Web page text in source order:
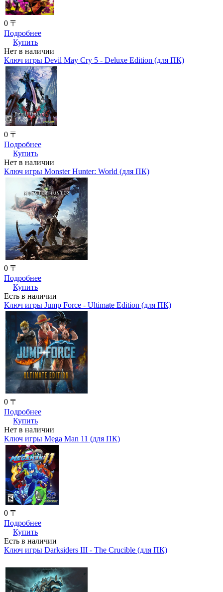
0 〒
Подробнее
Купить
Нет в наличии
Ключ игры Devil May Cry 5 - Deluxe Edition (для ПК)
0 〒
Подробнее
Купить
Нет в наличии
Ключ игры Monster Hunter: World (для ПК)
0 〒
Подробнее
Купить
Есть в наличии
Ключ игры Jump Force - Ultimate Edition (для ПК)
0 〒
Подробнее
Купить
Нет в наличии
Ключ игры Mega Man 11 (для ПК)
0 〒
Подробнее
Купить
Есть в наличии
Ключ игры Darksiders III - The Crucible (для ПК)